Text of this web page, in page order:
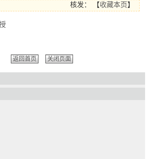
核发： 【收藏本页】
返回首页 关闭页面